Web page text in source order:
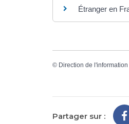
Étranger en
© Direction de
Partager sur :